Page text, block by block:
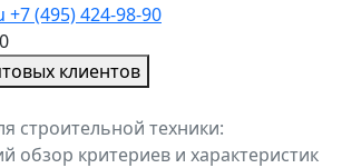
+7 (495) 424-98-90
клиентов
строительной техники:
обзор критериев и характеристик